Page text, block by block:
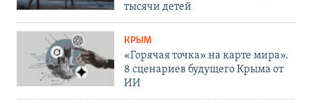
тысячи детей
КРЫМ
«Горячая точка» на карте мира».
8 сценариев будущего Крыма от
ИИ